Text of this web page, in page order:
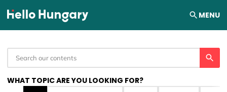
Skip to content MENU
WHAT TOPIC ARE YOU LOOKING FOR?